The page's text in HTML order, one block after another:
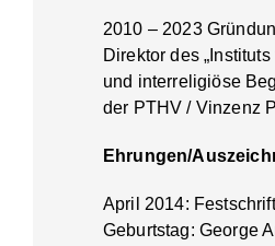
2010 – 2023
Direktor des
und interreligiöse
der PTHV / Vinzenz
Ehrungen/
April 2014:
Geburtstag: George